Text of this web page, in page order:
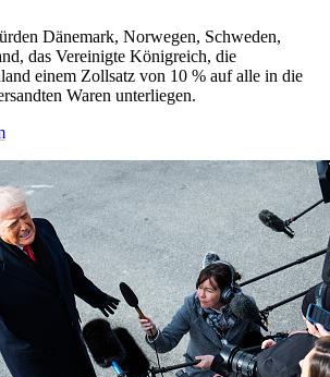
Dänemark, Norwegen, Schweden,
das Vereinigte Königreich, die
einem Zollsatz von 10 % auf alle in die
Waren unterliegen.